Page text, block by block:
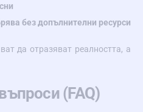
без допълнителни ресурси
да отразяват реалността, а
(FAQ)